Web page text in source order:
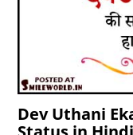
Dev Uthani